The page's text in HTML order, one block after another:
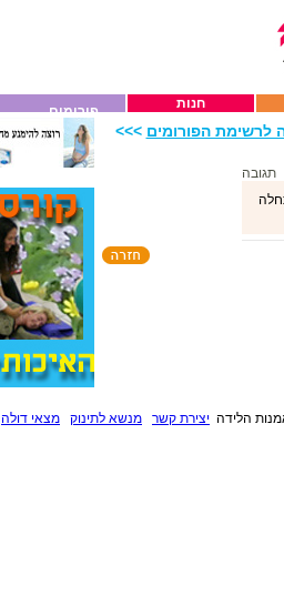
פורומים חנות
לרשימת הפורומים >>>
תגובה
עצמאי התחלה
הלידה יצירת קשר מנשא לתינוק מצאי דולה